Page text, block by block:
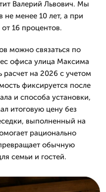
Валерий Львович. Мы
не менее 10 лет, а при
16 процентов.
можно связаться по
офиса улица Максима
расчет на 2026 с учетом
фиксируется после
и способа установки,
итоговую цену без
выполненный на
рационально
обычную
семьи и гостей.